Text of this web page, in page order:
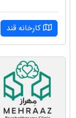
کارخانه قند